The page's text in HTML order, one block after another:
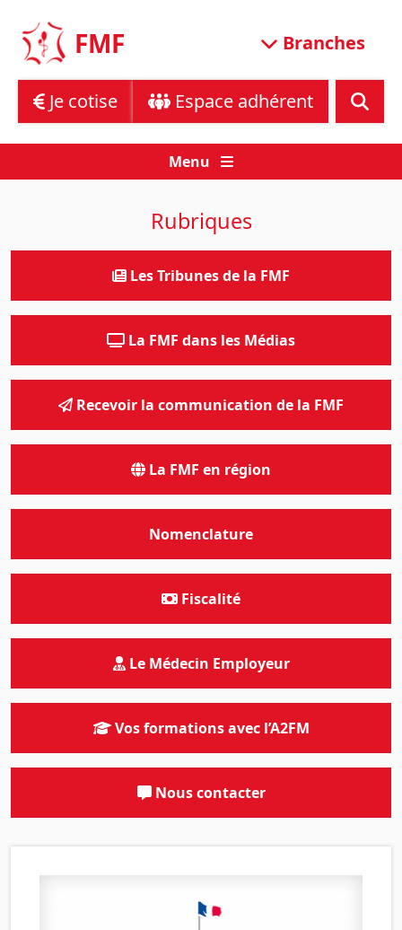
content
FMF Branches
Je cotise Espace adhérent
Menu
Rubriques
Les Tribunes de la FMF
La FMF dans les Médias
Recevoir la communication de la FMF
La FMF en région
Nomenclature
Fiscalité
Le Médecin Employeur
Vos formations avec l’A2FM
Nous contacter